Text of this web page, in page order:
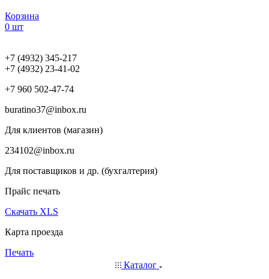
Корзина
0 шт
+7 (4932) 345-217
+7 (4932) 23-41-02
+7 960 502-47-74
buratino37@inbox.ru
Для клиентов (магазин)
234102@inbox.ru
Для поставщиков и др. (бухгалтерия)
Прайс печать
Скачать XLS
Карта проезда
Печать
Каталог